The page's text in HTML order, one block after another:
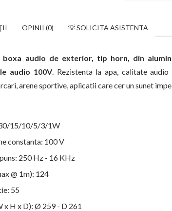
OPINII (0) 💡 SOLICITA ASISTENTA
boxa audio de exterior, tip horn, din
audio 100V. Rezistenta la apa, calitate
arene sportive, aplicatii care cer un sunet
15/10/5/3/1W
constanta: 100 V
250 Hz - 16 KHz
@ 1m): 124
55
x H x D): Ø 259 - D 261